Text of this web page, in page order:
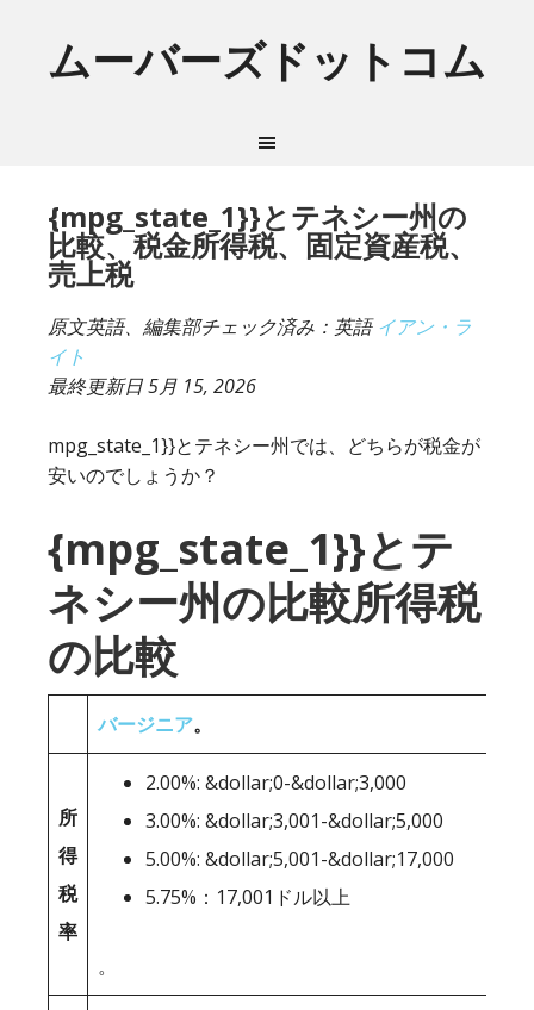
ムーバーズドットコム
{mpg_state_1}}とテネシー州の
比較、税金所得税、固定資産税、
売上税
原文英語、編集部チェック済み：英語イアン・ラ
イト
最終更新日5月 15, 2026
mpg_state_1}}とテネシー州では、どちらが税金が
安いのでしょうか？
{mpg_state_1}}とテ
ネシー州の比較所得税
の比較
バージニア。
所
得
税
率
2.00%: &dollar;0-&dollar;3,000
3.00%: &dollar;3,001-&dollar;5,000
5.00%: &dollar;5,001-&dollar;17,000
5.75%：17,001ドル以上
。